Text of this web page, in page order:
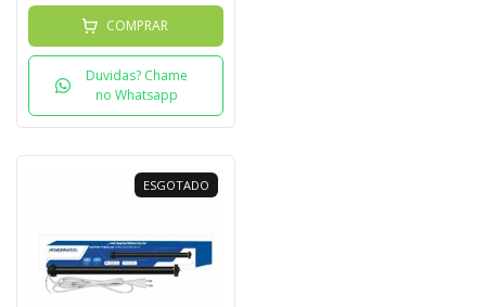
COMPRAR
Duvidas? Chame
no Whatsapp
ESGOTADO